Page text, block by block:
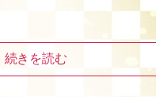
続きを読む